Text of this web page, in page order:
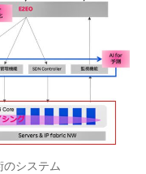
のシステム